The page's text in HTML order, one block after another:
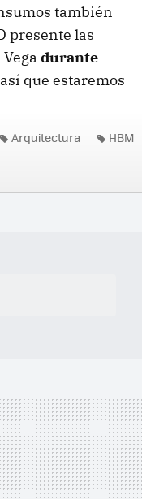
también
presente las
durante
que estaremos
Arquitectura HBM